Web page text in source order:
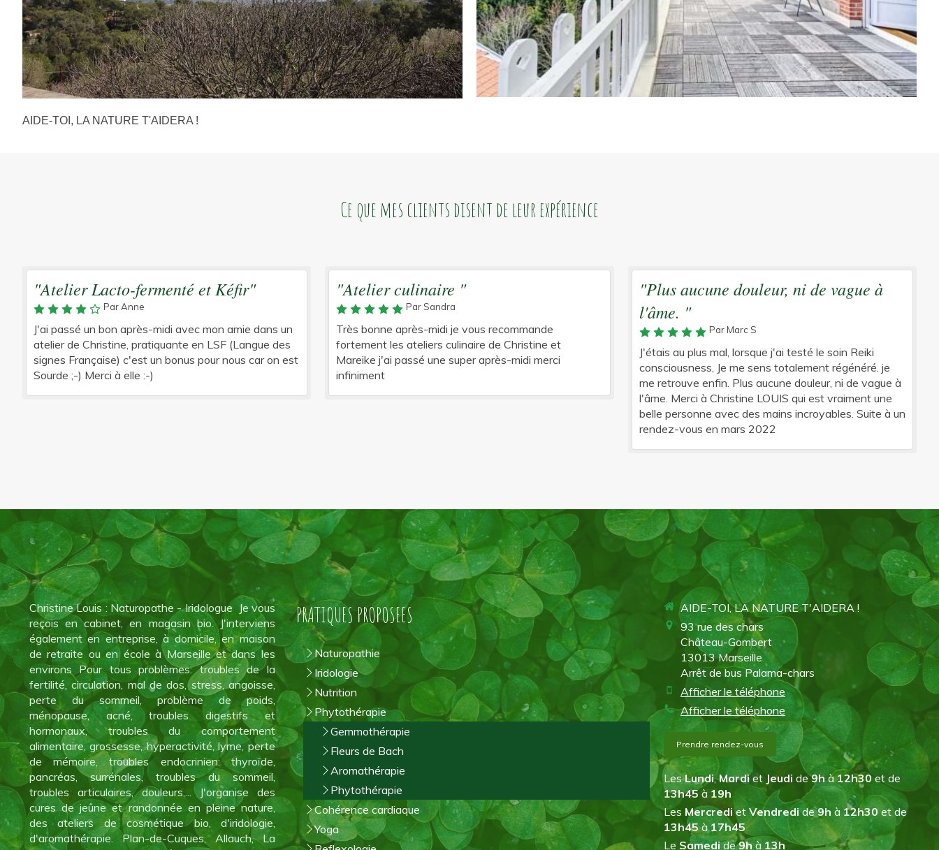
AIDE-TOI, LA NATURE T'AIDERA !
Ce que mes clients disent de leur expérience
"Atelier Lacto-fermenté et Kéfir"
Par Anne
J'ai passé un bon après-midi avec mon amie dans un
atelier de Christine, pratiquante en LSF (Langue des
signes Française) c'est un bonus pour nous car on est
Sourde ;-) Merci à elle :-)
"Atelier culinaire "
Par Sandra
Très bonne après-midi je vous recommande
fortement les ateliers culinaire de Christine et
Mareike j'ai passé une super après-midi merci
infiniment
"Plus aucune douleur, ni de vague à
l'âme. "
Par Marc S
J'étais au plus mal, lorsque j'ai testé le soin Reiki
consciousness, Je me sens totalement régénéré. je
me retrouve enfin. Plus aucune douleur, ni de vague à
l'âme. Merci à Christine LOUIS qui est vraiment une
belle personne avec des mains incroyables. Suite à un
rendez-vous en mars 2022
Christine Louis : Naturopathe - Iridologue Je vous
reçois en cabinet, en magasin bio. J'interviens
également en entreprise, à domicile, en maison
de retraite ou en école à Marseille et dans les
environs Pour tous problèmes: troubles de la
fertilité, circulation, mal de dos, stress, angoisse,
perte du sommeil, problème de poids,
ménopause, acné, troubles digestifs et
hormonaux, troubles du comportement
alimentaire, grossesse, hyperactivité, lyme, perte
de mémoire, troubles endocrinien: thyroïde,
pancréas, surrénales, troubles du sommeil,
troubles articulaires, douleurs,... J'organise des
cures de jeûne et randonnée en pleine nature,
des ateliers de cosmétique bio, d'iridologie,
d'aromathérapie. Plan-de-Cuques, Allauch, La
PRATIQUES PROPOSEES
Naturopathie
Iridologie
Nutrition
Phytothérapie
Gemmothérapie
Fleurs de Bach
Aromathérapie
Phytothérapie
Cohérence cardiaque
Yoga
AIDE-TOI, LA NATURE T'AIDERA !
93 rue des chars
Château-Gombert
13013 Marseille
Arrêt de bus Palama-chars
Afficher le téléphone
Afficher le téléphone
Prendre rendez-vous
LesLundi,Mardiet Jeudi de9hà12h30et de
13h45à 19h
Les MercredietVendredide9h à 12h30et de
13h45à17h45
Le Samedide9h à 13h